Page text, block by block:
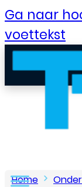
Ga naar
voettekst
Home